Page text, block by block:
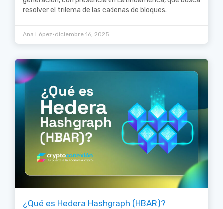
resolver el trilema de las cadenas de bloques.
Ana López•diciembre 16, 2025
¿Qué es Hedera Hashgraph (HBAR)?